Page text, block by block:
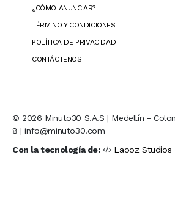
¿CÓMO ANUNCIAR?
TÉRMINO Y CONDICIONES
POLÍTICA DE PRIVACIDAD
CONTÁCTENOS
© 2026 Minuto30 S.A.S | Medellín -
8 | info@minuto30.com
Con la tecnología de:
Laooz Studios